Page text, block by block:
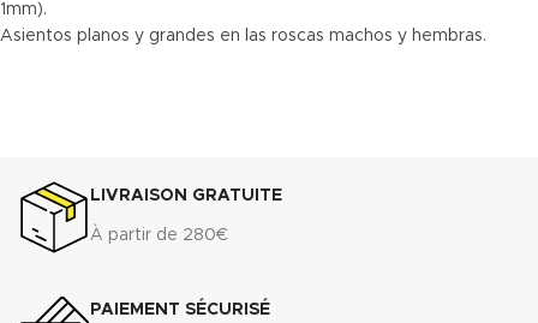
1mm).
Asientos planos y grandes en las roscas machos y hembras.
LIVRAISON GRATUITE
À partir de 280€
PAIEMENT SÉCURISÉ